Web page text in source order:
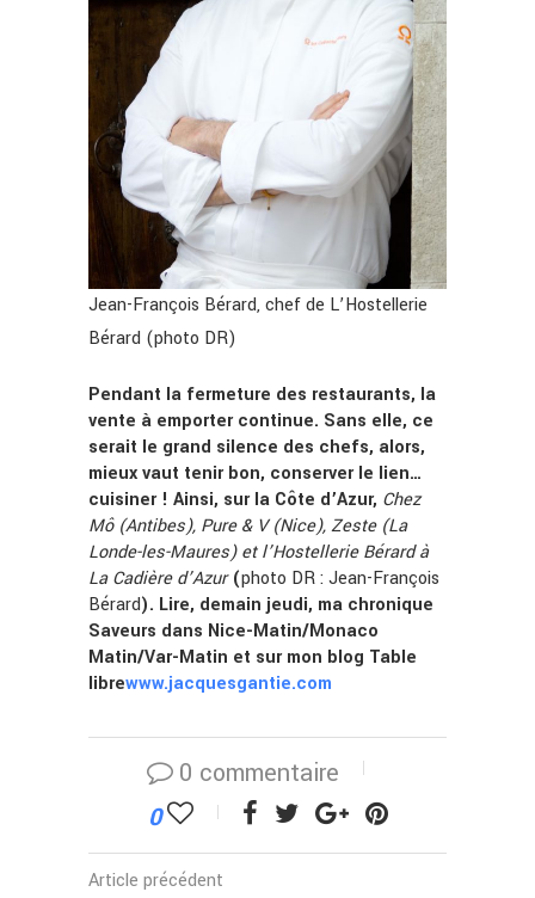
Jean-François Bérard, chef de L’Hostellerie
Bérard (photo DR)
Pendant la fermeture des restaurants, la
vente à emporter continue. Sans elle, ce
serait le grand silence des chefs, alors,
mieux vaut tenir bon, conserver le lien…
cuisiner ! Ainsi, sur la Côte d’Azur, Chez
Mô (Antibes), Pure & V (Nice), Zeste (La
Londe-les-Maures) et l’Hostellerie Bérard à
La Cadière d’Azur(photo DR : Jean-François
Bérard). Lire, demain jeudi, ma chronique
Saveurs dans Nice-Matin/Monaco
Matin/Var-Matin et sur mon blog Table
librewww.jacquesgantie.com
0 commentaire
0
Article précédent